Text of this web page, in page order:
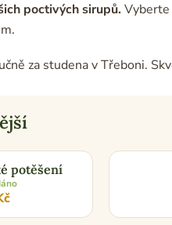
poctivých sirupů. Vyberte
za studena v Třeboni.
potěšení